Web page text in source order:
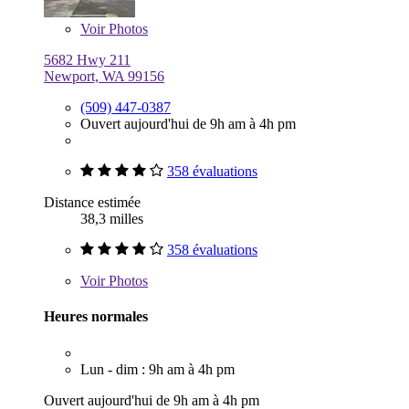
VoirPhotos
5682 Hwy 211
Newport, WA 99156
(509) 447-0387
Ouvert aujourd'hui de 9h am à 4h pm
358 évaluations
Distance estimée
38,3 milles
358 évaluations
VoirPhotos
Heures normales
Lun - dim : 9h am à 4h pm
Ouvert aujourd'hui de 9h am à 4h pm